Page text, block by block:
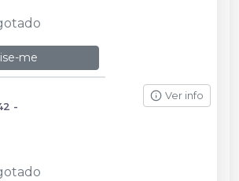
me
-
Ver info